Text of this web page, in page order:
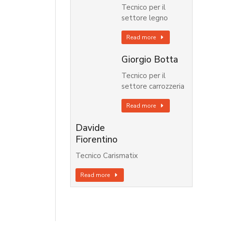
Tecnico per il
settore legno
Read more
Giorgio Botta
Tecnico per il
settore carrozzeria
Read more
Davide
Fiorentino
Tecnico Carismatix
Read more